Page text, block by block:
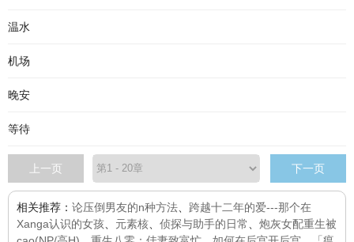
温水
机场
晚安
等待
上一页 下一页
相关推荐： 论压倒男友的n种方法
跨越十二年的爱---那个在
Xanga认识的女孩
元素核 侦探与助手的日常
炮灰女配重生被